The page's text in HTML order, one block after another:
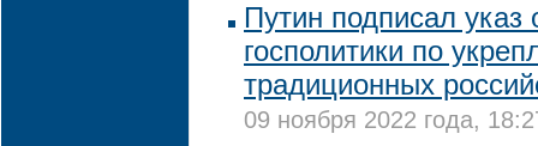
Путин подписал указ
госполитики по
традиционных
09 ноября 2022 года,